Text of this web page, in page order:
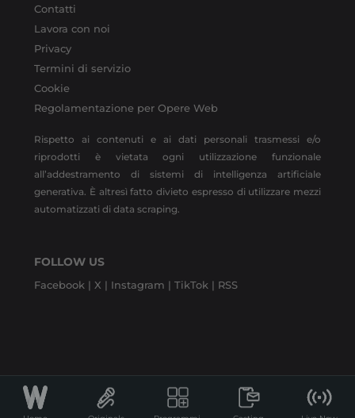
Contatti
Lavora con noi
Privacy
Termini di servizio
Cookie
Regolamentazione per Opere Web
Rispetto ai contenuti e ai dati personali trasmessi e/o
riprodotti è vietata ogni utilizzazione funzionale
all’addestramento di sistemi di intelligenza artificiale
generativa. È altresì fatto divieto espresso di utilizzare mezzi
automatizzati di data scraping.
FOLLOW US
Facebook | X | Instagram | TikTok | RSS